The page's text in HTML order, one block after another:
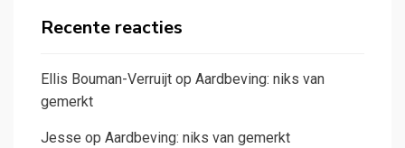
Recente reacties
Ellis Bouman-Verruijt op Aardbeving: niks van
gemerkt
Jesse op Aardbeving: niks van gemerkt